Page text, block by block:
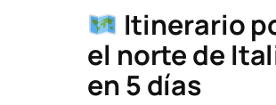
Itinerario
el norte de
en 5 días